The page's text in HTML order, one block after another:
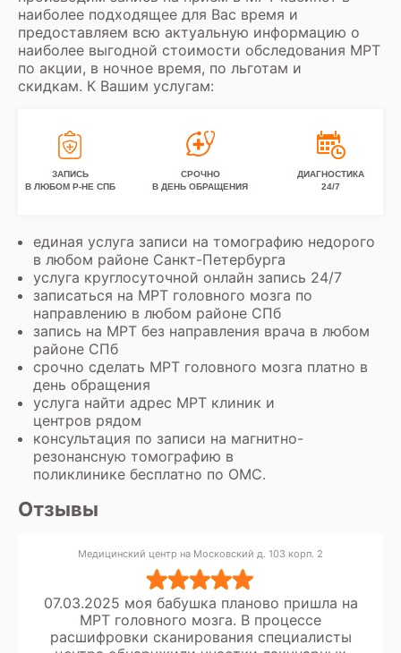
наиболее подходящее для Вас время и
предоставляем всю актуальную информацию о
наиболее выгодной стоимости обследования МРТ
по акции, в ночное время, по льготам и
скидкам. К Вашим услугам:
ЗАПИСЬ
В ЛЮБОМ Р-НЕ СПБ
СРОЧНО
В ДЕНЬ ОБРАЩЕНИЯ
ДИАГНОСТИКА
24/7
единая услуга записи на томографию недорого
в любом районе Санкт-Петербурга
услуга круглосуточной онлайн запись 24/7
записаться на МРТ головного мозга по
направлению в любом районе СПб
запись на МРТ без направления врача в любом
районе СПб
срочно сделать МРТ головного мозга платно в
день обращения
услуга найти адрес МРТ клиник и
центров рядом
консультация по записи на магнитно-
резонансную томографию в
поликлинике бесплатно по ОМС.
Отзывы
Медицинский центр на Московский д. 103 корп. 2
07.03.2025 моя бабушка планово пришла на
МРТ головного мозга. В процессе
расшифровки сканирования специалисты